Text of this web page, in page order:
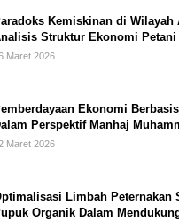
Kemiskinan di Wilayah
Struktur Ekonomi
Berbasis Masjid di
Maret 2026
Ekonomi
Perspektif Manhaj
Penguatan Keluarga
Maret 2026
Limbah Peternakan
Organik Dalam